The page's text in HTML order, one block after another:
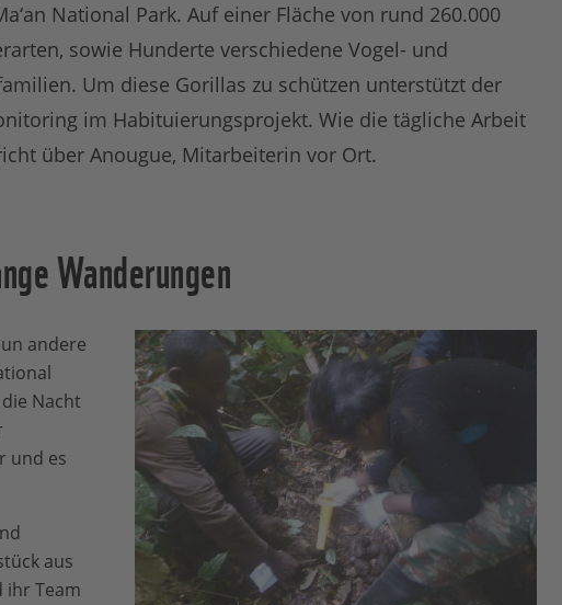
National Park. Auf einer Fläche von rund 260.000
sowie Hunderte verschiedene Vogel- und
Um diese Gorillas zu schützen unterstützt der
im Habituierungsprojekt. Wie die tägliche Arbeit
über Anougue, Mitarbeiterin vor Ort.
Wanderungen
andere
Nacht
und es
aus
ihr Team